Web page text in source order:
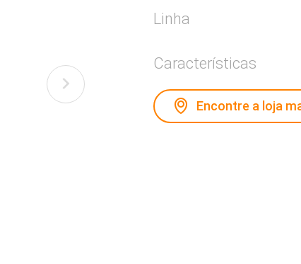
Linha
Características
Encontre a loja